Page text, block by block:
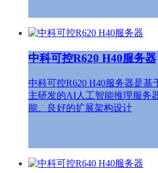
中科可控R620 H40服务器
中科可控R620 H40服务器是基
主研发的AI人工智能推理服务
能、良好的扩展架构设计